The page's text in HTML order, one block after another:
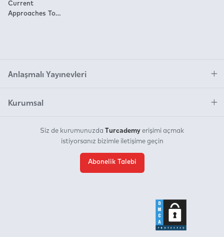
Current
Approaches To
Anlaşmalı Yayınevleri
Kurumsal
Siz de kurumunuzda Turcademy erişimi açmak
istiyorsanız bizimle iletişime geçin
Abonelik Talebi